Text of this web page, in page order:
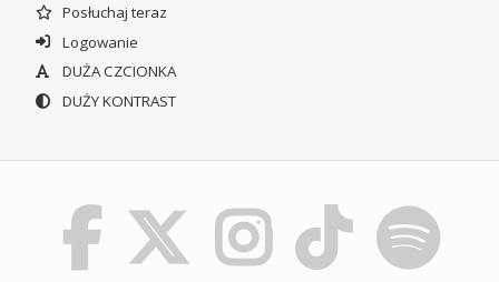
Posłuchaj teraz
Logowanie
DUŻA CZCIONKA
DUŻY KONTRAST